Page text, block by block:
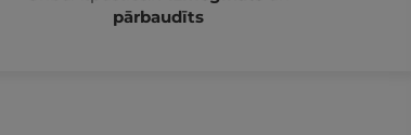
pārbaudīts